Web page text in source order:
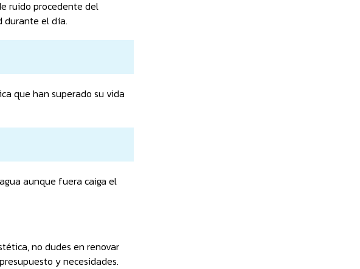
ruido procedente del
durante el día.
que han superado su vida
aunque fuera caiga el
no dudes en renovar
y necesidades.